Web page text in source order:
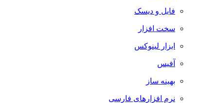
فایل و دیسک
سخت افزار
ابزار لینوکس
آفیس
بهینه ساز
نرم افزارهای فارسی